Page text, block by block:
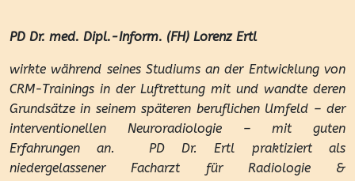
PD Dr. med. Dipl.-Inform. (FH) Lorenz Ertl
wirkte während seines Studiums an der Entwicklung von
CRM-Trainings in der Luftrettung mit und wandte deren
Grundsätze in seinem späteren beruflichen Umfeld – der
interventionellen Neuroradiologie – mit guten
Erfahrungen an.
PD Dr. Ertl praktiziert als
niedergelassener Facharzt für Radiologie &